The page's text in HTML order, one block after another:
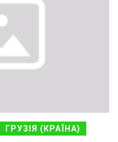
ГРУЗІЯ (КРАЇНА)